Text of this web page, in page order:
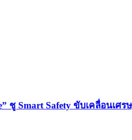
ชู Smart Safety ขับเคลื่อนเศร